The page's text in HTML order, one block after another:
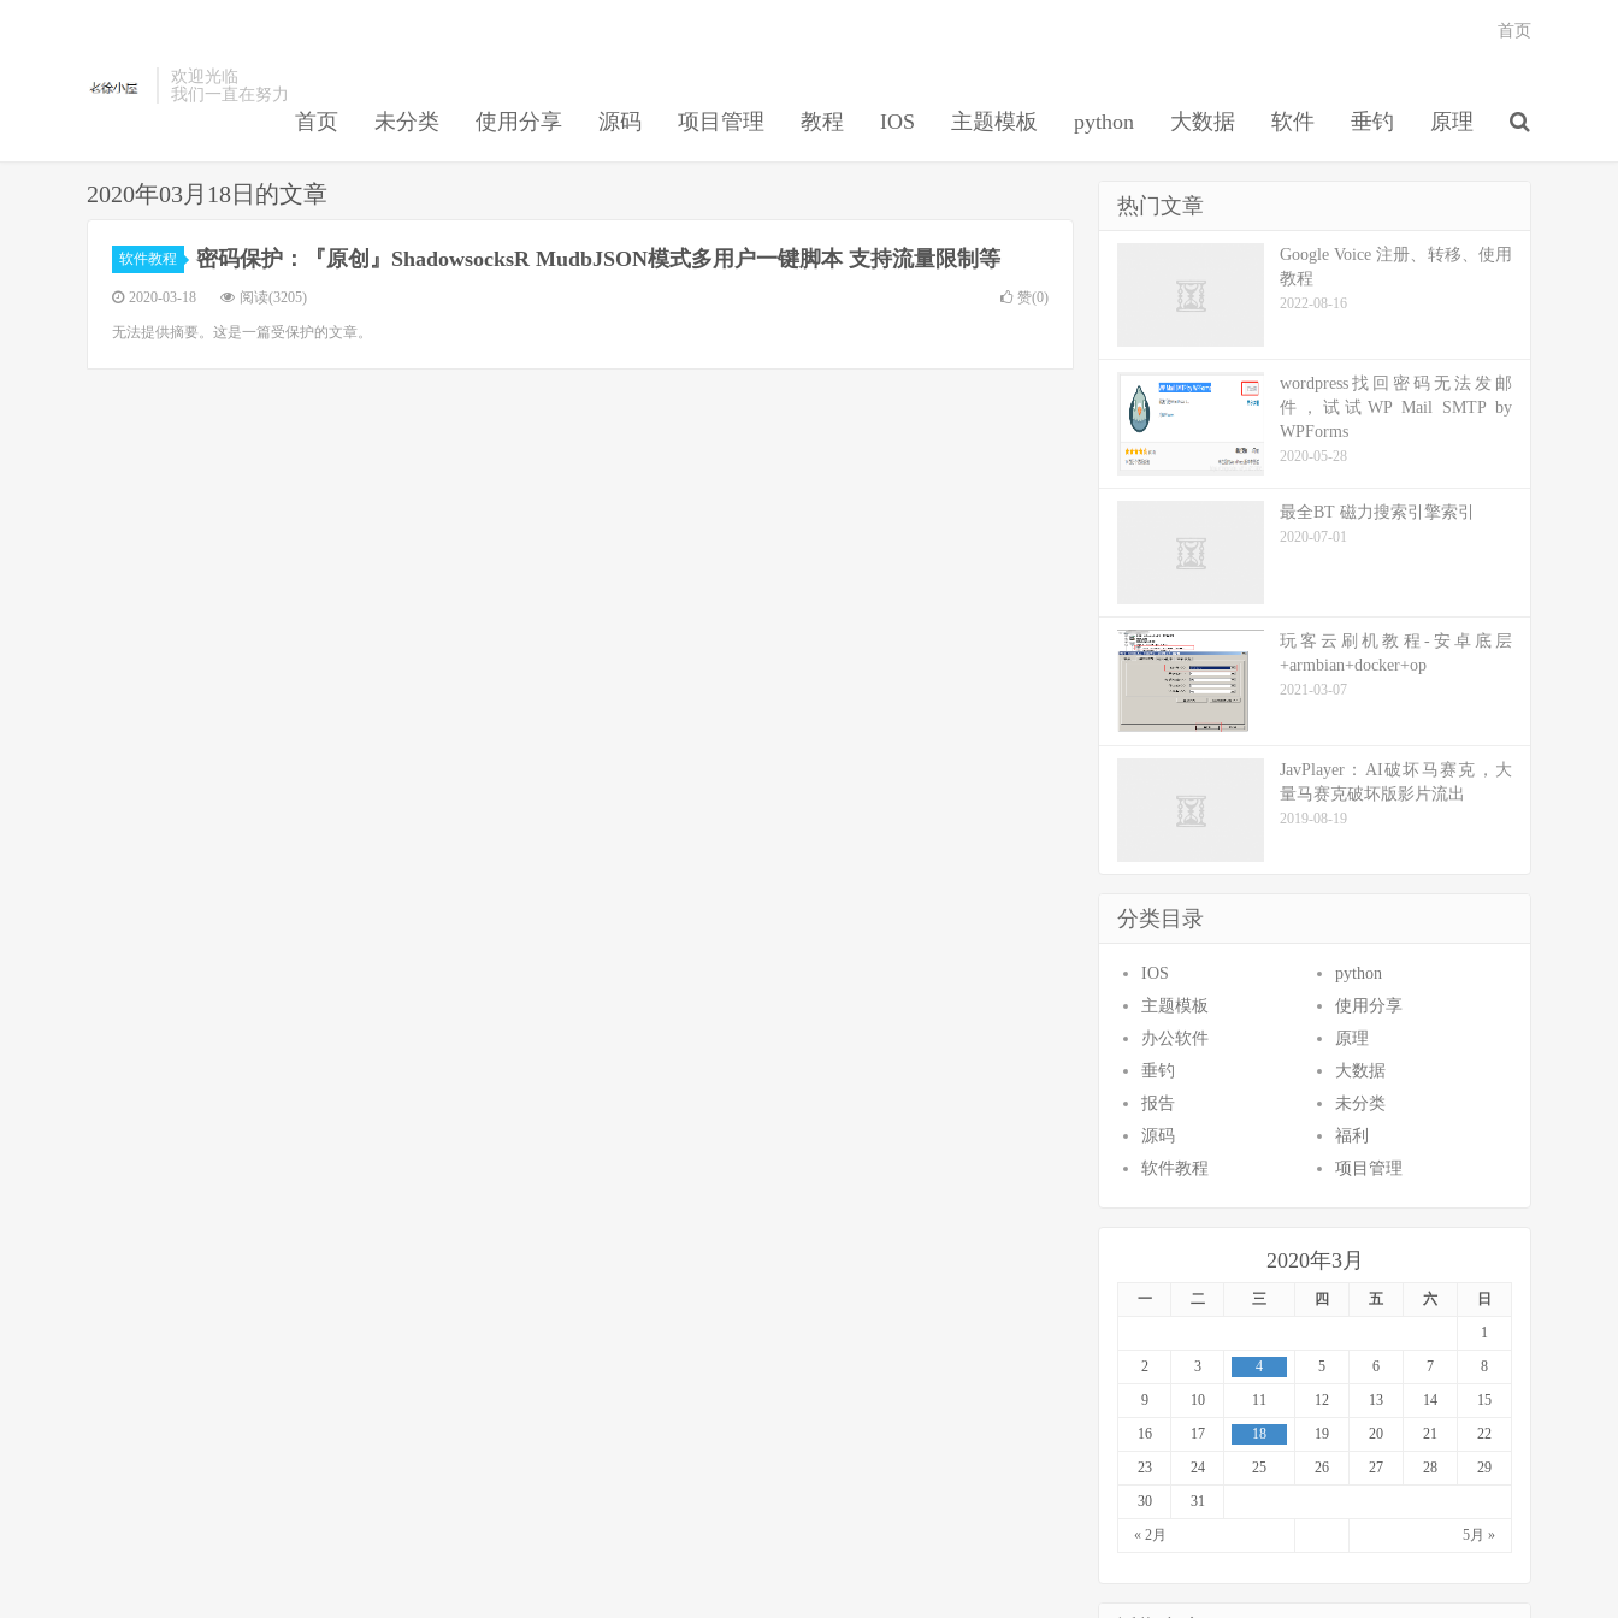
欢迎光临
我们一直在努力
首页 未分类 使用分享 源码 项目管理 教程 IOS 主题模板 python 大数据 软件 垂钓 原理
首页
2020年03月18日的文章
软件教程 密码保护：『原创』ShadowsocksR MudbJSON模式多用户一键脚本 支持流量限制等
2020-03-18 阅读(3205) 赞(0)
无法提供摘要。这是一篇受保护的文章。
热门文章
Google Voice 注册、转移、使用
教程
2022-08-16
wordpress找回密码无法发邮
件，试试WP Mail SMTP by
WPForms
2020-05-28
最全BT 磁力搜索引擎索引
2020-07-01
玩客云刷机教程-安卓底层
+armbian+docker+op
2021-03-07
JavPlayer：AI破坏马赛克，大
量马赛克破坏版影片流出
2019-08-19
分类目录
IOS
python
主题模板
使用分享
办公软件
原理
垂钓
大数据
报告
未分类
源码
福利
软件教程
项目管理
2020年3月
一 二 三 四 五 六 日
« 2月 5月 »
1
2
3 4 5 6 7
8
9
10 11 12 13 14
15
16
17 18 19 20 21
22
23
24 25 26 27 28
29
30
31